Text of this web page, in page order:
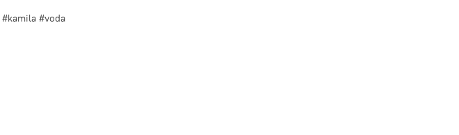
#kamila #voda